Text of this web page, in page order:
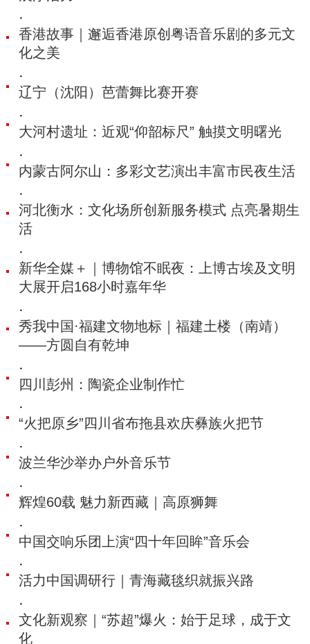
·
香港故事｜邂逅香港原创粤语音乐剧的多元文
化之美
·
辽宁（沈阳）芭蕾舞比赛开赛
·
大河村遗址：近观“仰韶标尺” 触摸文明曙光
·
内蒙古阿尔山：多彩文艺演出丰富市民夜生活
·
河北衡水：文化场所创新服务模式 点亮暑期生
活
·
新华全媒＋｜博物馆不眠夜：上博古埃及文明
大展开启168小时嘉年华
·
秀我中国·福建文物地标｜福建土楼（南靖）
——方圆自有乾坤
·
四川彭州：陶瓷企业制作忙
·
“火把原乡”四川省布拖县欢庆彝族火把节
·
波兰华沙举办户外音乐节
·
辉煌60载 魅力新西藏｜高原狮舞
·
中国交响乐团上演“四十年回眸”音乐会
·
活力中国调研行｜青海藏毯织就振兴路
·
文化新观察｜“苏超”爆火：始于足球，成于文
化